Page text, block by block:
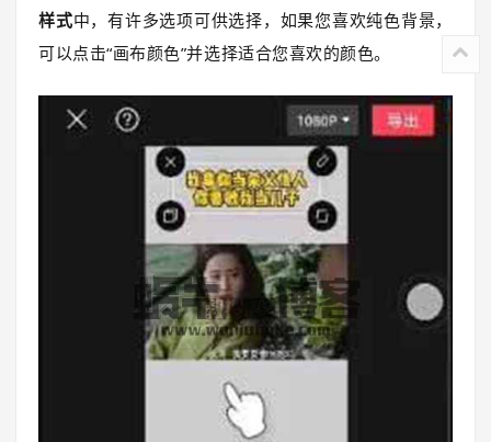
样式中，有许多选项可供选择，如果您喜欢纯色背景，
可以点击“画布颜色”并选择适合您喜欢的颜色。